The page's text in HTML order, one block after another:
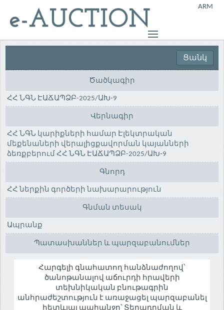
ARM
Ցանկ
Ծածկագիր
ՀՀ ՆԳՆ ԷԱՃԱՊՁԲ-2025/ԱԽ-9
Վերնագիր
ՀՀ ՆԳՆ կարիքների համար Էլեկտրական
մեքենաների վերալիցքավորման կայանների
ձեռքբերում ՀՀ ՆԳՆ ԷԱՃԱՊՁԲ-2025/ԱԽ-9
Գնորդ
ՀՀ ներքին գործերի նախարարություն
Գնման տեսակ
Ապրանք
Պատասխաններ և պարզաբանումներ
Հարգելի գնահատող հանձնաժողով՝
ծանոթանալով աճուրդի հրավերի
տեխնիկական բնութագրին
անհրաժեշտություն է առաջացել պարզաբանել
հետևյալ պահանջը՝ Տեղադրման և